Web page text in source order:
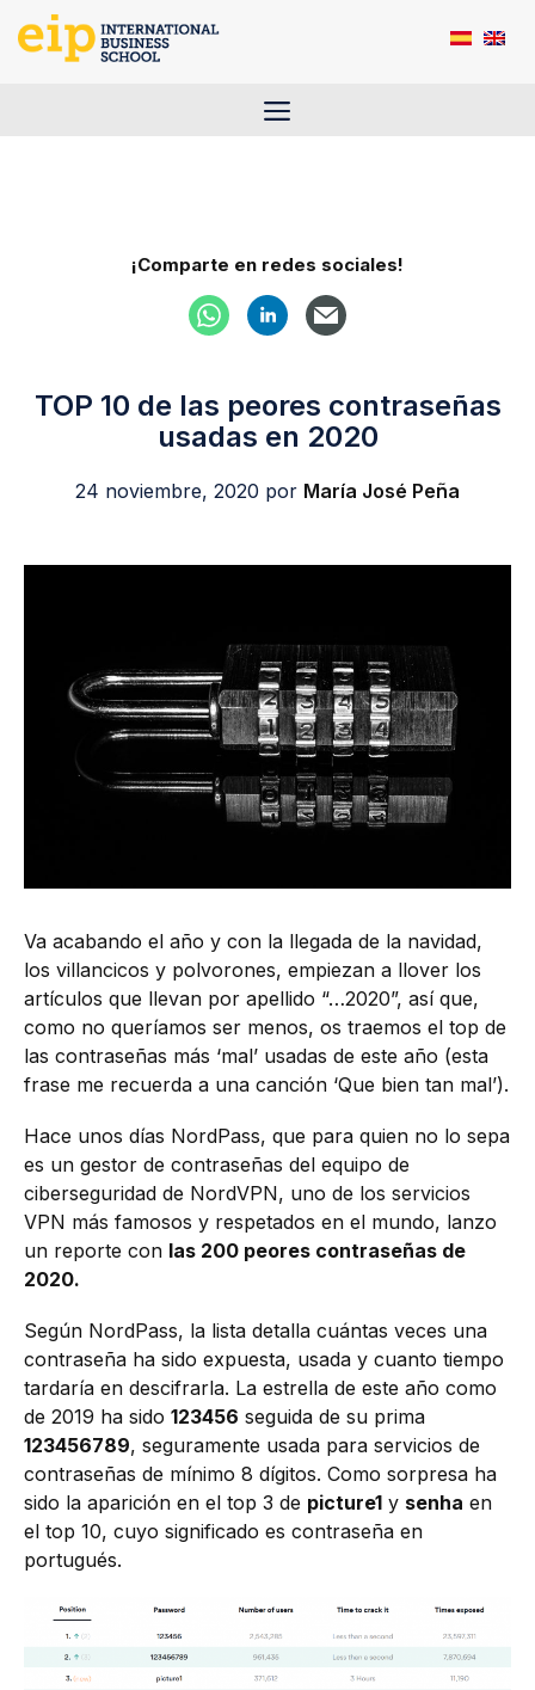
Saltar
Menú
¡Comparte en redes sociales!
TOP 10 de las peores contraseñas
usadas en 2020
24 noviembre, 2020 por María José Peña
Va acabando el año y con la llegada de la navidad,
los villancicos y polvorones, empiezan a llover los
artículos que llevan por apellido “…2020”, así que,
como no queríamos ser menos, os traemos el top de
las contraseñas más ‘mal’ usadas de este año (esta
frase me recuerda a una canción ‘Que bien tan mal’).
Hace unos días NordPass, que para quien no lo sepa
es un gestor de contraseñas del equipo de
ciberseguridad de NordVPN, uno de los servicios
VPN más famosos y respetados en el mundo, lanzo
un reporte con las 200 peores contraseñas de
2020.
Según NordPass, la lista detalla cuántas veces una
contraseña ha sido expuesta, usada y cuanto tiempo
tardaría en descifrarla. La estrella de este año como
de 2019 ha sido 123456 seguida de su prima
123456789, seguramente usada para servicios de
contraseñas de mínimo 8 dígitos. Como sorpresa ha
sido la aparición en el top 3 de picture1 y senha en
el top 10, cuyo significado es contraseña en
portugués.